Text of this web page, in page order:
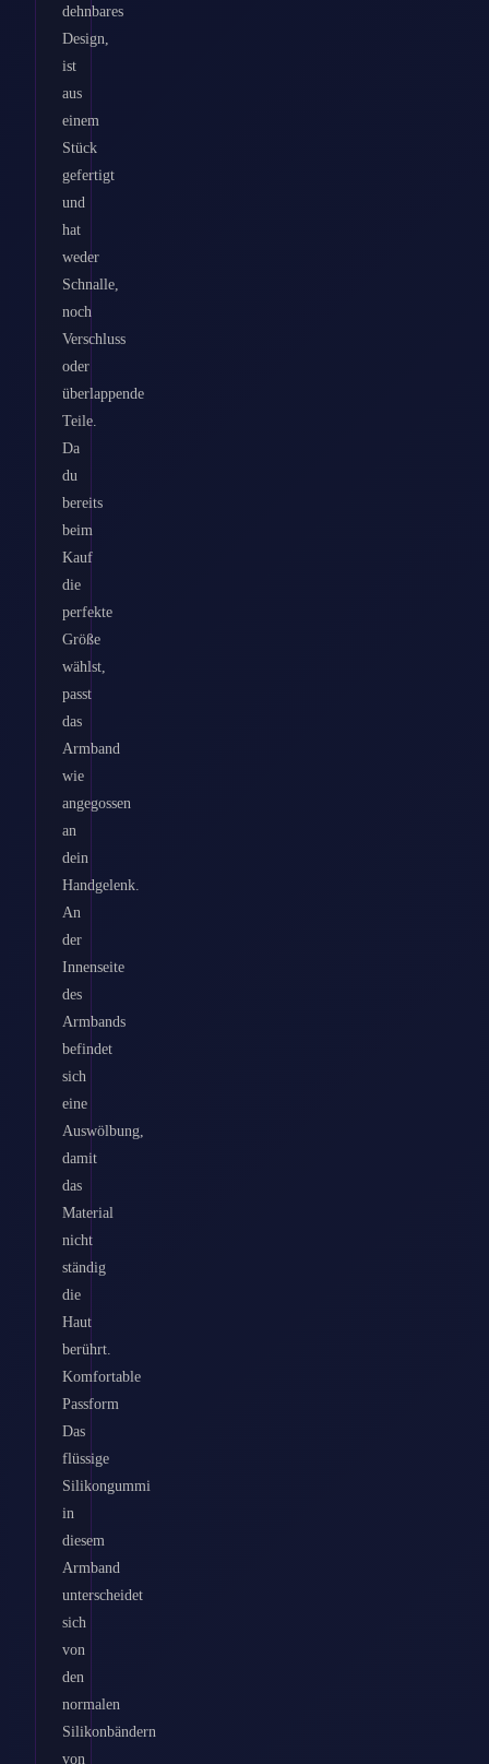
dehnbares
Design,
ist
aus
einem
Stück
gefertigt
und
hat
weder
Schnalle,
noch
Verschluss
oder
überlappende
Teile.
Da
du
bereits
beim
Kauf
die
perfekte
Größe
wählst,
passt
das
Armband
wie
angegossen
an
dein
Handgelenk.
An
der
Innenseite
des
Armbands
befindet
sich
eine
Auswölbung,
damit
das
Material
nicht
ständig
die
Haut
berührt.
Komfortable
Passform
Das
flüssige
Silikongummi
in
diesem
Armband
unterscheidet
sich
von
den
normalen
Silikonbändern
von